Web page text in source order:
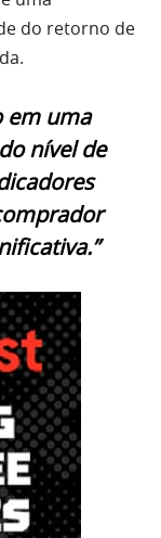
do retorno de
em uma
nível de